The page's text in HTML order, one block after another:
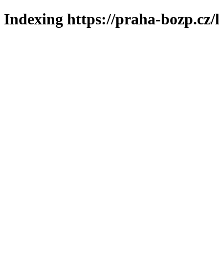
Indexing https://praha-